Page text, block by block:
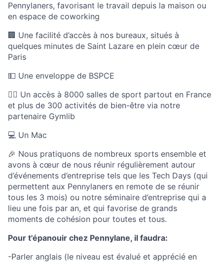
Pennylaners, favorisant le travail depuis la maison ou
en espace de coworking
🏢 Une facilité d’accès à nos bureaux, situés à
quelques minutes de Saint Lazare en plein cœur de
Paris
💵 Une enveloppe de BSPCE
🏃‍♀️ Un accès à 8000 salles de sport partout en France
et plus de 300 activités de bien-être via notre
partenaire Gymlib
💻 Un Mac
🎉 Nous pratiquons de nombreux sports ensemble et
avons à cœur de nous réunir régulièrement autour
d’événements d’entreprise tels que les Tech Days (qui
permettent aux Pennylaners en remote de se réunir
tous les 3 mois) ou notre séminaire d’entreprise qui a
lieu une fois par an, et qui favorise de grands
moments de cohésion pour toutes et tous.
Pour t'épanouir chez Pennylane, il faudra:
-Parler anglais (le niveau est évalué et apprécié en